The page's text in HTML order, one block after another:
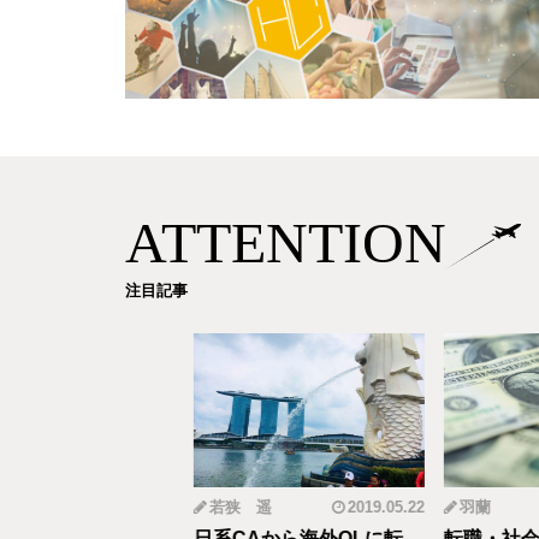
ATTENTION
注目記事
若狭 遥 2019.05.22 羽蘭